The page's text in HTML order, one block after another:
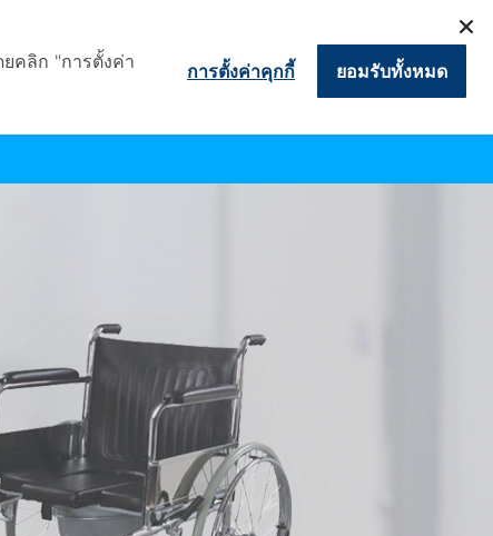
คลิก "การตั้งค่า
ยอมรับทั้งหมด
การตั้งค่าคุกกี้